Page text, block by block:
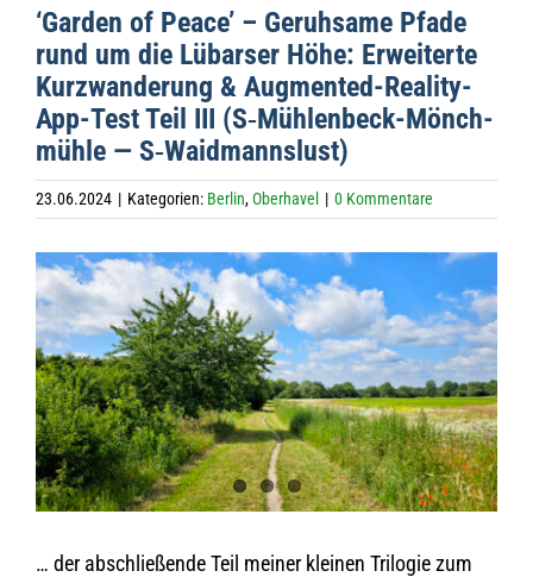
‘Gar­den of Peace’ – Geruh­same Pfade
rund um die Lübarser Höhe: Erwei­terte
Kurz­wan­de­rung & Aug­men­ted-Rea­lity-
App-Test Teil III (S‑Müh­len­beck-Mönch­
mühle — S‑Waidmannslust)
23.06.2024 | Kategorien: Berlin,Oberhavel | 0 Kommentare
Zeige
grösseres
Bild
… der abschlie­ßende Teil mei­ner klei­nen Tri­lo­gie zum